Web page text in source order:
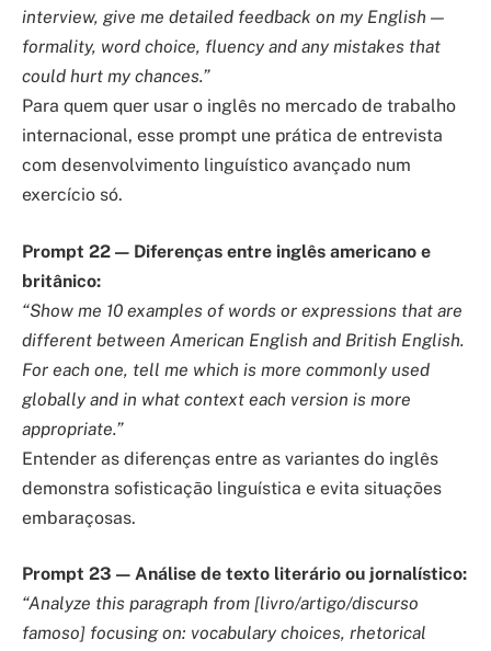
interview, give me detailed feedback on my English —
formality, word choice, fluency and any mistakes that
could hurt my chances.”
Para quem quer usar o inglês no mercado de trabalho
internacional, esse prompt une prática de entrevista
com desenvolvimento linguístico avançado num
exercício só.
Prompt 22 — Diferenças entre inglês americano e
britânico:
“Show me 10 examples of words or expressions that are
different between American English and British English.
For each one, tell me which is more commonly used
globally and in what context each version is more
appropriate.”
Entender as diferenças entre as variantes do inglês
demonstra sofisticação linguística e evita situações
embaraçosas.
Prompt 23 — Análise de texto literário ou jornalístico:
“Analyze this paragraph from [livro/artigo/discurso
famoso] focusing on: vocabulary choices, rhetorical